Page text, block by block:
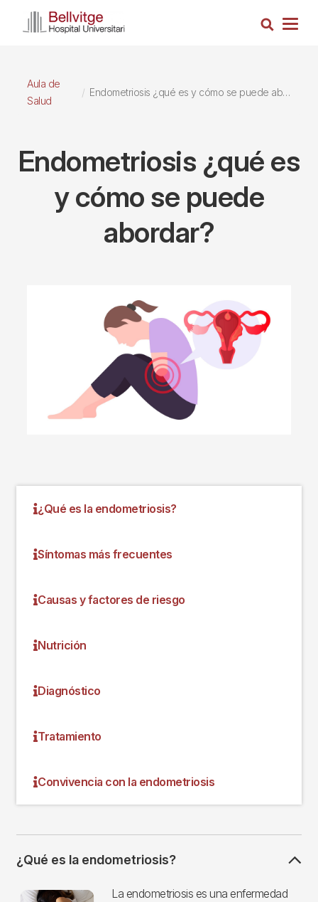
Busca
Aula de
Salud
Endometriosis ¿qué es y cómo se puede abordar?
Endometriosis ¿qué es
y cómo se puede
abordar?
¿Qué es la endometriosis?
Síntomas más frecuentes
Causas y factores de riesgo
Nutrición
Diagnóstico
Tratamiento
Convivencia con la endometriosis
¿Qué es la endometriosis?
Imagen
La endometriosis es una enfermedad